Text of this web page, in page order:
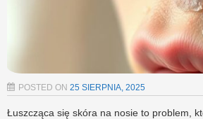
POSTED ON 25 SIERPNIA, 2025
Łuszcząca się skóra na nosie to problem,